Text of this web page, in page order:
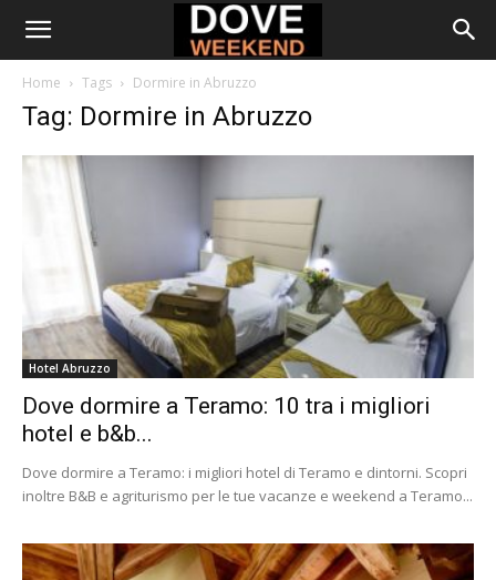
Home Tags Dormire in Abruzzo
Tag: Dormire in Abruzzo
Hotel Abruzzo
Dove dormire a Teramo: 10 tra i migliori
hotel e b&b...
Dove dormire a Teramo: i migliori hotel di Teramo e dintorni. Scopri
inoltre B&B e agriturismo per le tue vacanze e weekend a Teramo...